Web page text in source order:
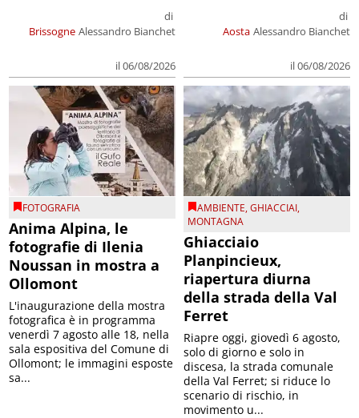
Brissogne
di
Alessandro Bianchet
il 06/08/2026
Aosta
di
Alessandro Bianchet
il 06/08/2026
FOTOGRAFIA
Anima Alpina, le
fotografie di Ilenia
Noussan in mostra a
Ollomont
L'inaugurazione della mostra
fotografica è in programma
venerdì 7 agosto alle 18, nella
sala espositiva del Comune di
Ollomont; le immagini esposte
sa...
AMBIENTE,GHIACCIAI,
MONTAGNA
Ghiacciaio
Planpincieux,
riapertura diurna
della strada della Val
Ferret
Riapre oggi, giovedì 6 agosto,
solo di giorno e solo in
discesa, la strada comunale
della Val Ferret; si riduce lo
scenario di rischio, in
movimento u...